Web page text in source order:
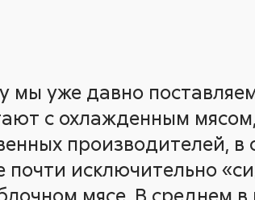
мы уже давно
с охлажденным
производителей, в
исключительно
мясе. В среднем в